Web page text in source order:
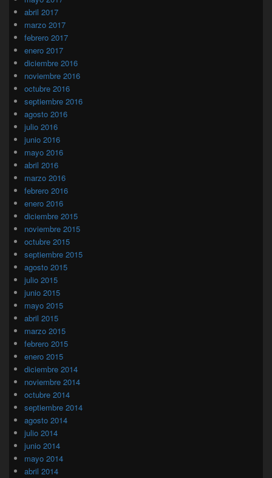
abril 2017
marzo 2017
febrero 2017
enero 2017
diciembre 2016
noviembre 2016
octubre 2016
septiembre 2016
agosto 2016
julio 2016
junio 2016
mayo 2016
abril 2016
marzo 2016
febrero 2016
enero 2016
diciembre 2015
noviembre 2015
octubre 2015
septiembre 2015
agosto 2015
julio 2015
junio 2015
mayo 2015
abril 2015
marzo 2015
febrero 2015
enero 2015
diciembre 2014
noviembre 2014
octubre 2014
septiembre 2014
agosto 2014
julio 2014
junio 2014
mayo 2014
abril 2014